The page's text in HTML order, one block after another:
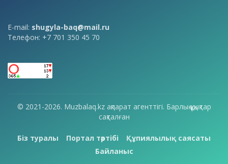
E-mail: shugyla-baq@mail.ru
Телефон: +7 701 350 45 70
© 2021-2026. Muzbalaq.kz ақпарат агенттігі. Барлық құқықтар
сақталған
Біз туралы Портал тәртібі
Құпиялылық саясаты
Байланыс